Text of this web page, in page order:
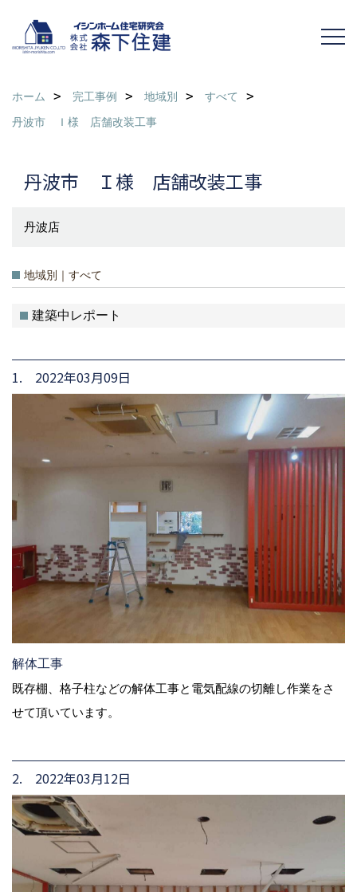
ホーム 完工事例 地域別
すべて
丹波市 Ｉ様 店舗改装工事
丹波市 Ｉ様 店舗改装工事
丹波店
地域別｜すべて
建築中レポート
1. 2022年03月09日
解体工事
既存棚、格子柱などの解体工事と電気配線の切離し作業をさ
せて頂いています。
2. 2022年03月12日